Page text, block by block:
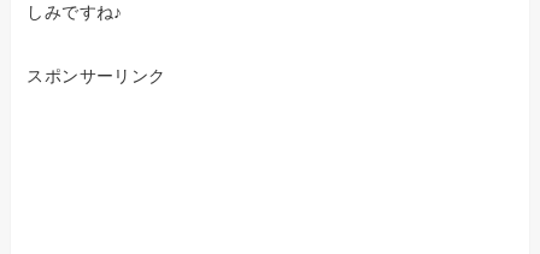
しみですね♪
スポンサーリンク